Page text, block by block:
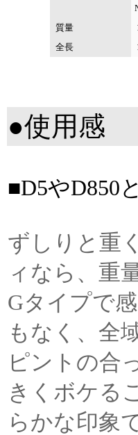
質量
全長
●使用感
■D5やD850
ずしりと重
ィなら、重
Gタイプで
もなく、全
ピントの合
きくボケる
らかな印象